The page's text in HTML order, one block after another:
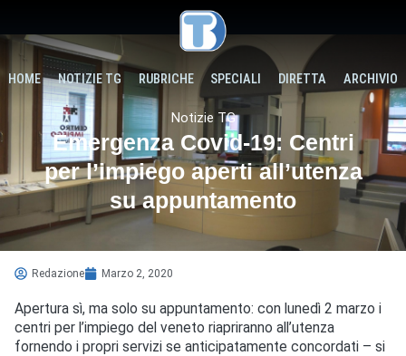
HOME NOTIZIE TG RUBRICHE SPECIALI DIRETTA ARCHIVIO
Notizie TG
Emergenza Covid-19: Centri
per l’impiego aperti all’utenza
su appuntamento
Redazione Marzo 2, 2020
Apertura sì, ma solo su appuntamento: con lunedì 2 marzo i
centri per l’impiego del veneto riapriranno all’utenza
fornendo i propri servizi se anticipatamente concordati – si